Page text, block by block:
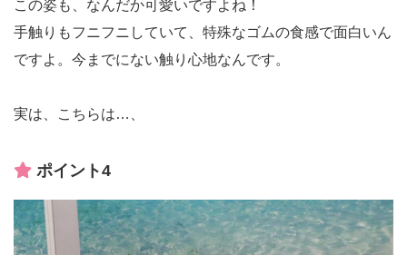
この姿も、なんだか可愛いですよね！
手触りもフニフニしていて、特殊なゴムの食感で面白いん
ですよ。今までにない触り心地なんです。
実は、こちらは…、
ポイント4